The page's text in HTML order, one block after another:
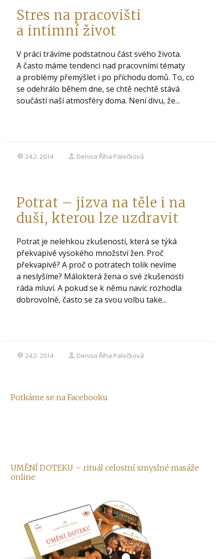
Stres na pracovišti
a intimní život
V práci trávíme podstatnou část svého života.
A často máme tendenci nad pracovními tématy
a problémy přemýšlet i po příchodu domů. To, co
se odehrálo během dne, se chtě nechtě stává
součástí naší atmosféry doma. Není divu, že...
24.2. 2014 Denisa Říha Palečková
Potrat – jizva na těle i na
duši, kterou lze uzdravit
Potrat je nelehkou zkušeností, která se týká
překvapivě vysokého množství žen. Proč
překvapivě? A proč o potratech tolik nevíme
a neslyšíme? Málokterá žena o své zkušenosti
ráda mluví. A pokud se k němu navíc rozhodla
dobrovolně, často se za svou volbu take...
24.2. 2014 Denisa Říha Palečková
Potkáme se na Facebooku
UMĚNÍ DOTEKU – rituál celostní smyslné masáže
online